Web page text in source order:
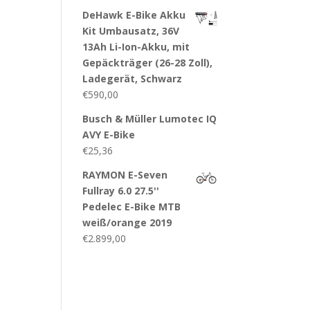
DeHawk E-Bike Akku
Kit Umbausatz, 36V
13Ah Li-Ion-Akku, mit
Gepäckträger (26-28 Zoll),
Ladegerät, Schwarz
€590,00
Busch & Müller Lumotec IQ
AVY E-Bike
€25,36
RAYMON E-Seven
Fullray 6.0 27.5''
Pedelec E-Bike MTB
weiß/orange 2019
€2.899,00